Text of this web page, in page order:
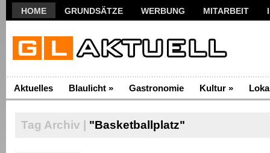
HOME GRUNDSÄTZE WERBUNG MITARBEIT
Aktuelles Blaulicht » Gastronomie Kultur »
Tag Archiv | "Basketballplatz"